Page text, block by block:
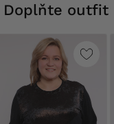
Doplňte outfit